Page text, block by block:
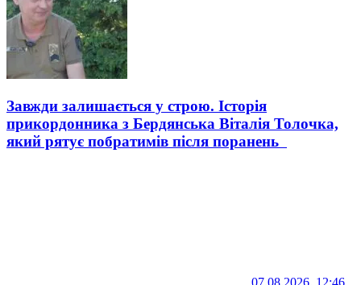
Завжди залишається у строю. Історія
прикордонника з Бердянська Віталія Толочка,
який рятує побратимів після поранень
07.08.2026, 12:46